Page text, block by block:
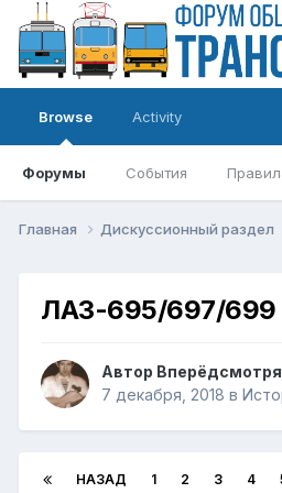
Browse
Форумы События
Activity
Главная Дискуссионный раздел
ЛАЗ-695/697/699
Автор
7 декабря, 2018 в
НАЗАД 1 2 3 4